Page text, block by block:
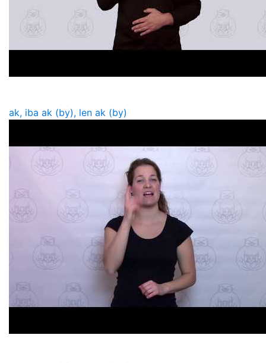
ak, iba ak (by), len ak (by)